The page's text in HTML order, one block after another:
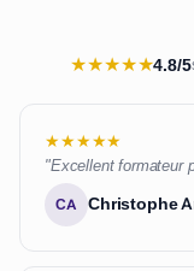
★★★★★4.8/5
★★★★★
"Excellent formateur
CA Christophe